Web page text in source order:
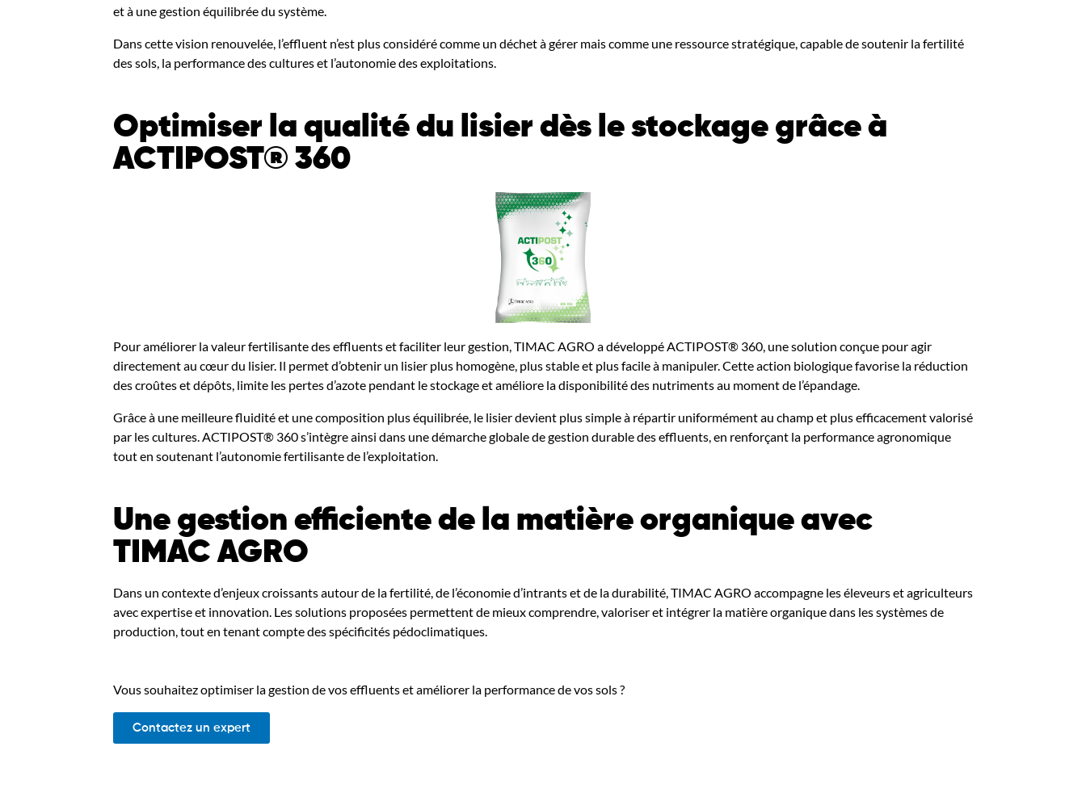
et à une gestion équilibrée du système.
Dans cette vision renouvelée, l’effluent n’est plus considéré comme un déchet à gérer mais comme une ressource stratégique, capable de soutenir la fertilité
des sols, la performance des cultures et l’autonomie des exploitations.
Optimiser la qualité du lisier dès le stockage grâce à
ACTIPOST® 360
Pour améliorer la valeur fertilisante des effluents et faciliter leur gestion, TIMAC AGRO a développé ACTIPOST® 360, une solution conçue pour agir
directement au cœur du lisier. Il permet d’obtenir un lisier plus homogène, plus stable et plus facile à manipuler. Cette action biologique favorise la réduction
des croûtes et dépôts, limite les pertes d’azote pendant le stockage et améliore la disponibilité des nutriments au moment de l’épandage.
Grâce à une meilleure fluidité et une composition plus équilibrée, le lisier devient plus simple à répartir uniformément au champ et plus efficacement valorisé
par les cultures. ACTIPOST® 360s’intègre ainsi dans une démarche globale de gestion durable des effluents, en renforçant la performance agronomique
tout en soutenant l’autonomie fertilisante de l’exploitation.
Une gestion efficiente de la matière organique avec
TIMAC AGRO
Dans un contexte d’enjeux croissants autour de la fertilité, de l’économie d’intrants et de la durabilité, TIMAC AGRO accompagne les éleveurs et agriculteurs
avec expertise et innovation. Les solutions proposées permettent de mieux comprendre, valoriser et intégrer la matière organique dans les systèmes de
production, tout en tenant compte des spécificités pédoclimatiques.
Vous souhaitez optimiser la gestion de vos effluents et améliorer la performance de vos sols ?
Contactez un expert